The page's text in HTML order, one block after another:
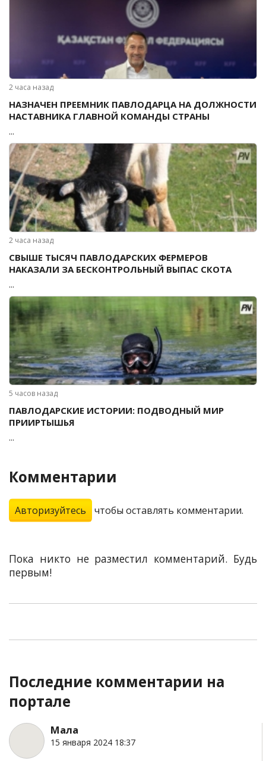
2 часа назад
НАЗНАЧЕН ПРЕЕМНИК ПАВЛОДАРЦА НА ДОЛЖНОСТИ
НАСТАВНИКА ГЛАВНОЙ КОМАНДЫ СТРАНЫ
...
2 часа назад
СВЫШЕ ТЫСЯЧ ПАВЛОДАРСКИХ ФЕРМЕРОВ
НАКАЗАЛИ ЗА БЕСКОНТРОЛЬНЫЙ ВЫПАС СКОТА
...
5 часов назад
ПАВЛОДАРСКИЕ ИСТОРИИ: ПОДВОДНЫЙ МИР
ПРИИРТЫШЬЯ
...
Комментарии
Авторизуйтесь чтобы оставлять комментарии.
Пока никто не разместил комментарий. Будь
первым!
Последние комментарии на
портале
Мала
15 января 2024 18:37